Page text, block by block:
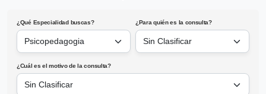
¿Qué Especialidad buscas? ¿Para quién es la consulta?
¿Cuál es el motivo de la consulta?